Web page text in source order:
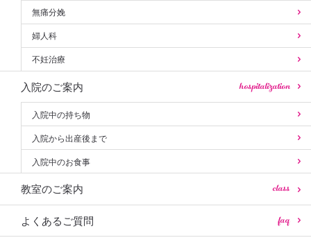
無痛分娩
婦人科
不妊治療
入院のご案内 hospitalization
入院中の持ち物
入院から出産後まで
入院中のお食事
教室のご案内 class
よくあるご質問 faq